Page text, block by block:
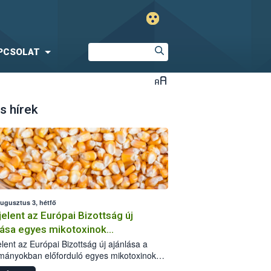
hírek
3, hétfő
az Európai Bizottság új
egyes mikotoxinok
való jelenlétéről
az Európai Bizottság új ajánlása a
előforduló egyes mikotoxinokkal
A dokumentum 2027-től új